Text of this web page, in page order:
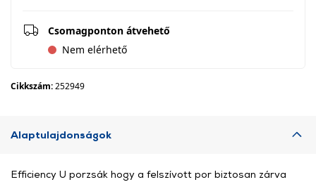
Csomagponton átvehető
Nem elérhető
Cikkszám:252949
Alaptulajdonságok
Efficiency U porzsák hogy a felszívott por biztosan zárva